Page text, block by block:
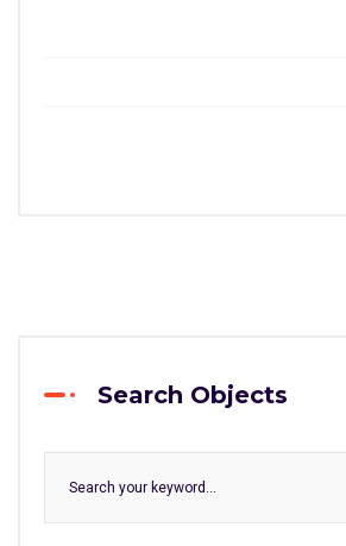
Search Objects